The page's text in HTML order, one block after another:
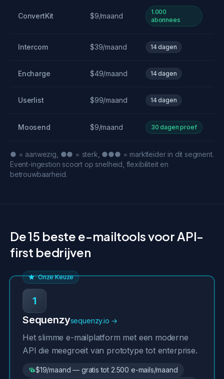
ConvertKit $9/maand
1.000
abonnees
Intercom $39/maand 14 dagen
Encharge $49/maand 14 dagen
Userlist $99/maand 14 dagen
Moosend $9/maand 30 dagen proef
● = aanwezig, ●● = sterk, ●●● = marktleider in dit segment.
Event-ingestion scoort op snelheid, flexibiliteit en
betrouwbaarheid.
De 15 beste e-mailtools voor API-
first bedrijven
Onze Keuze
1
Sequenzysequenzy.io →
Het slimme e-mailplatform met een moderne
API die meegroeit van prototype tot enterprise.
$19/maand — gratis tot 2.500 e-mails/maand